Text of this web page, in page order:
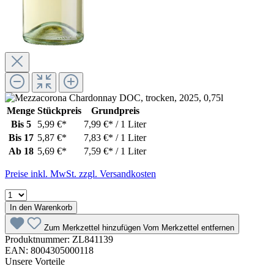
Menge Stückpreis
Grundpreis
Bis 5 5,99 €*
7,99 €* / 1 Liter
Bis 17 5,87 €*
7,83 €* / 1 Liter
Ab 18 5,69 €* 7,59 €* / 1 Liter
Preise inkl. MwSt. zzgl. Versandkosten
In den Warenkorb
Zum Merkzettel hinzufügen Vom Merkzettel entfernen
Produktnummer: ZL841139
EAN: 8004305000118
Unsere Vorteile